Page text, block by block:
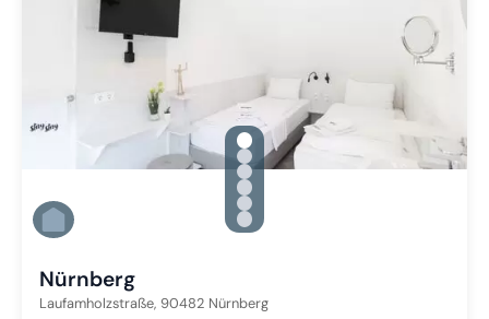
gallery.slide_selector
Zu Slide 1 wechseln
Zu Slide 2 wechseln
Zu Slide 3 wechseln
Zu Slide 4 wechseln
Zu Slide 5 wechseln
Zu Slide 6 wechseln
Nürnberg
Laufamholzstraße, 90482 Nürnberg